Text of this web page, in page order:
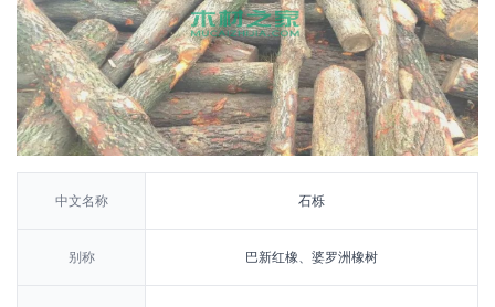
中文名称 石栎
别称 巴新红橡、婆罗洲橡树